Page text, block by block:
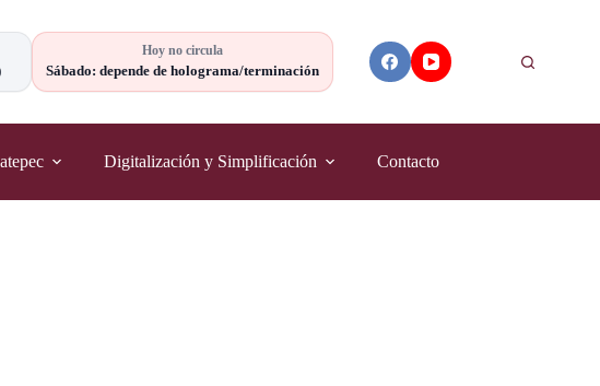
Hoy no circula
Sábado: depende de holograma/terminación
Digitalización y Simplificación Contacto